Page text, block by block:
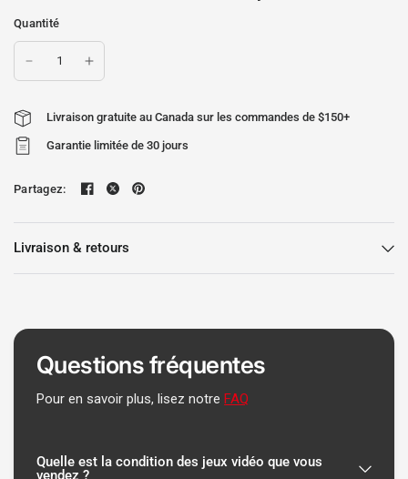
Quantité
Livraison gratuite au Canada sur les commandes de $150+
Garantie limitée de 30 jours
Partagez:
Livraison & retours
Questions fréquentes
Pour en savoir plus, lisez notreFAQ
Quelle est la condition des jeux vidéo que vous
vendez ?